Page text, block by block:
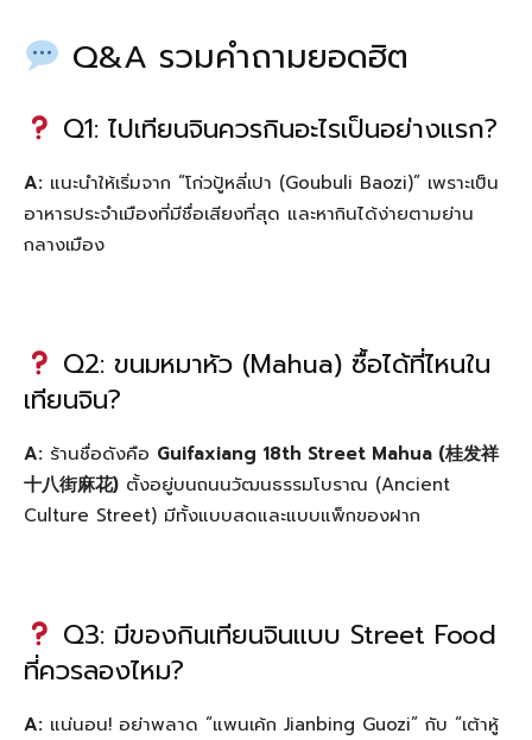
Q&A รวมคำถามยอดฮิต
Q1: ไปเทียนจินควรกินอะไรเป็นอย่างแรก?
A: แนะนำให้เริ่มจาก “โก่วปู้หลี่เปา (Goubuli Baozi)” เพราะเป็น
อาหารประจำเมืองที่มีชื่อเสียงที่สุด และหากินได้ง่ายตามย่าน
กลางเมือง
Q2: ขนมหมาหัว (Mahua) ซื้อได้ที่ไหนใน
เทียนจิน?
A: ร้านชื่อดังคือ Guifaxiang 18th Street Mahua (桂发祥
十八街麻花) ตั้งอยู่บนถนนวัฒนธรรมโบราณ (Ancient
Culture Street) มีทั้งแบบสดและแบบแพ็กของฝาก
Q3: มีของกินเทียนจินแบบ Street Food
ที่ควรลองไหม?
A: แน่นอน! อย่าพลาด “แพนเค้ก Jianbing Guozi” กับ “เต้าหู้